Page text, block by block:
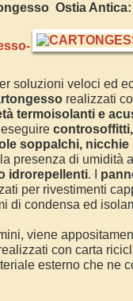
Ostia Antica:
soluzioni veloci ed
realizzati
termoisolanti e
soppalchi, nicchie
presenza di umidità
idrorepellenti. I
per rivestimenti
di condensa ed
viene
con carta
esterno che ne